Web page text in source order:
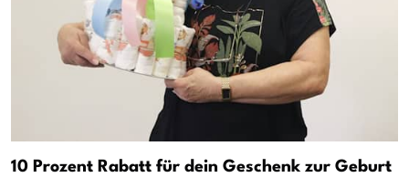
10 Prozent Rabatt für dein Geschenk zur Geburt